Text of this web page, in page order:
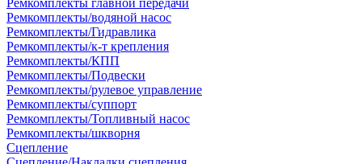
Ремкомплекты главной передачи
Ремкомплекты/водяной насос
Ремкомплекты/Гидравлика
Ремкомплекты/к-т крепления
Ремкомплекты/КПП
Ремкомплекты/Подвески
Ремкомплекты/рулевое управление
Ремкомплекты/суппорт
Ремкомплекты/Топливный насос
Ремкомплекты/шкворня
Сцепление